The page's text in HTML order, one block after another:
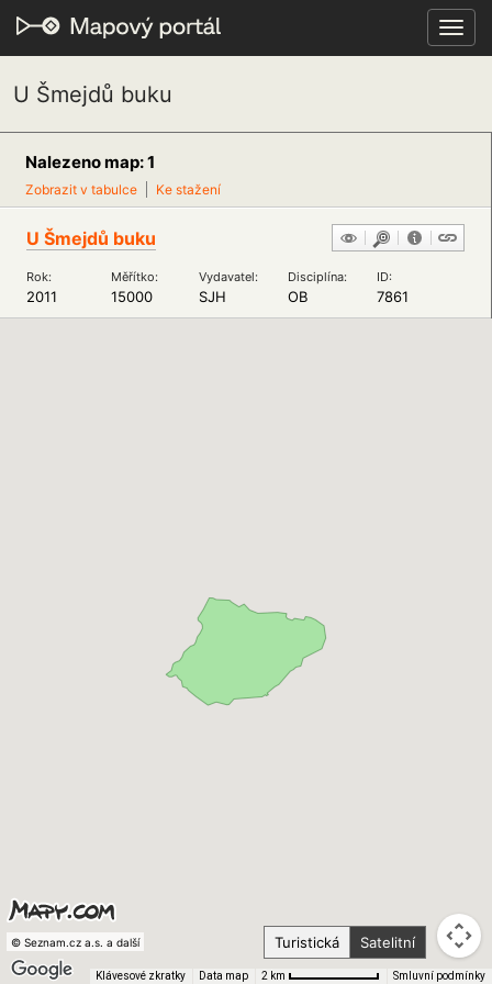
U Šmejdů buku
Nalezeno map: 1
Zobrazit v tabulce Ke stažení
U Šmejdů buku
Rok: Měřítko: Vydavatel: Disciplína: ID:
2011 15000 SJH OB 7861
Klávesové zkratky Data map 2 km Smluvní podmínky
© Seznam.cz a.s. a další Turistická Satelitní